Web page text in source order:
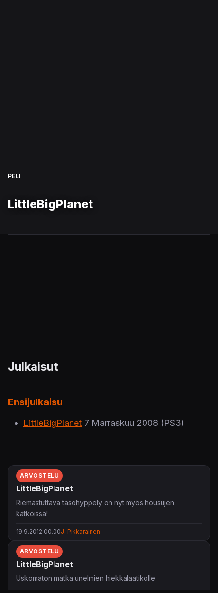
PELI
LittleBigPlanet
Julkaisut
Ensijulkaisu
LittleBigPlanet 7 Marraskuu 2008 (PS3)
ARVOSTELU
LittleBigPlanet
Riemastuttava tasohyppely on nyt myös housujen
kätköissä!
19.9.2012 00.00J. Pikkarainen
ARVOSTELU
LittleBigPlanet
Uskomaton matka unelmien hiekkalaatikolle